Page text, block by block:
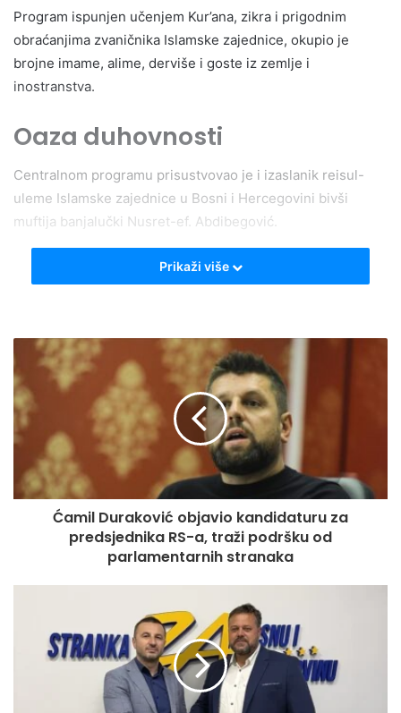
Program ispunjen učenjem Kur’ana, zikra i prigodnim
obraćanjima zvaničnika Islamske zajednice, okupio je
brojne imame, alime, derviše i goste iz zemlje i
inostranstva.
Oaza duhovnosti
Centralnom programu prisustvovao je i izaslanik reisul-
uleme Islamske zajednice u Bosni i Hercegovini bivši
muftija banjalučki Nusret-ef. Abdibegović.
– Ovo lijepo mjesto je oaza naše bosanske duhovnosti. Ova
domovine Bosne i Hercegovine, i ovaj mevlud bez vas ne
bi bio to što jeste. Zahvaljujući vama i vašoj brizi, ovaj
događaj i ova manifestacija na čelu sa šejhom, našim
muftijom Salem efedijom, spada u sami vrh ovakvih
događaja u našoj zemlji. Moja poruka je da bez duhovnosti
nema snage u čovjeku. Vi ste ovdje u ibadetu i obilazite
ove ljude, širite dobro jedni prema drugima – kazao je
efendija Abdibegović.
Okupljanje vjernika na dovištu vrela Bune smatra se
jednom od najstarijih tradicija bosanskohercegovačkih
vjerskog, ima i snažan kulturni i društveni značaj.
Tradicija i kontinuitet
U svom obraćanju, domaćin, mostarski muftija dr. Salem-ef.
Prikaži više
Ćamil Duraković objavio kandidaturu za
predsjednika RS-a, traži podršku od
parlamentarnih stranaka